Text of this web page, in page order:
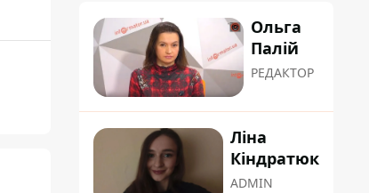
Ольга
Палій
РЕДАКТОР
Ліна
Кіндратюк
ADMIN